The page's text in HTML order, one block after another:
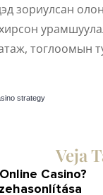
зориулсан
тоглоомын
strategy
Veja
Casino?